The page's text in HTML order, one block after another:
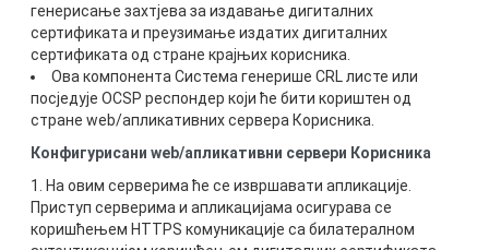
генерисање захтјева за издавање дигиталних
сертификата и преузимање издатих дигиталних
сертификата од стране крајњих корисника.
Ова компонента Система генерише CRL листе или
посједује OCSP респондер који ће бити кориштен од
стране web/апликативних сервера Корисника.
Конфигурисани web/апликативни сервери Корисника
1. На овим серверима ће се извршавати апликације.
Приступ серверима и апликацијама осигурава се
коришћењем HTTPS комуникације са билатералном